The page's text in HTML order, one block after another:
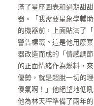
滿了星座圖表和過期甜
器。「我需要星象學輔
的機器前，上面貼滿了
警告標籤。這是他用廢
器改造而成的「情感調
的正面情緒作為燃料，
優勢，就是超脫一切的
傻氣啊！」他絕望地低
他為林天秤準備了兩年